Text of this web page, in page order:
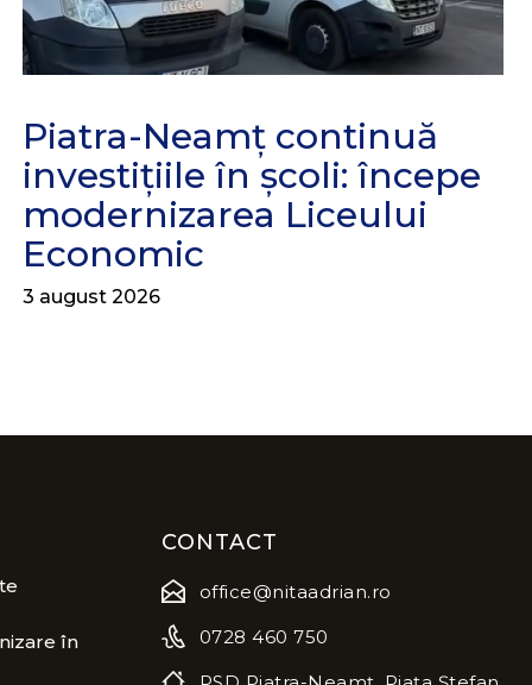
Piatra-Neamț continuă
investițiile în școli: începe
modernizarea Liceului
Economic
3 august 2026
în
CONTACT
office@nitaadrian.ro
0728 460 750